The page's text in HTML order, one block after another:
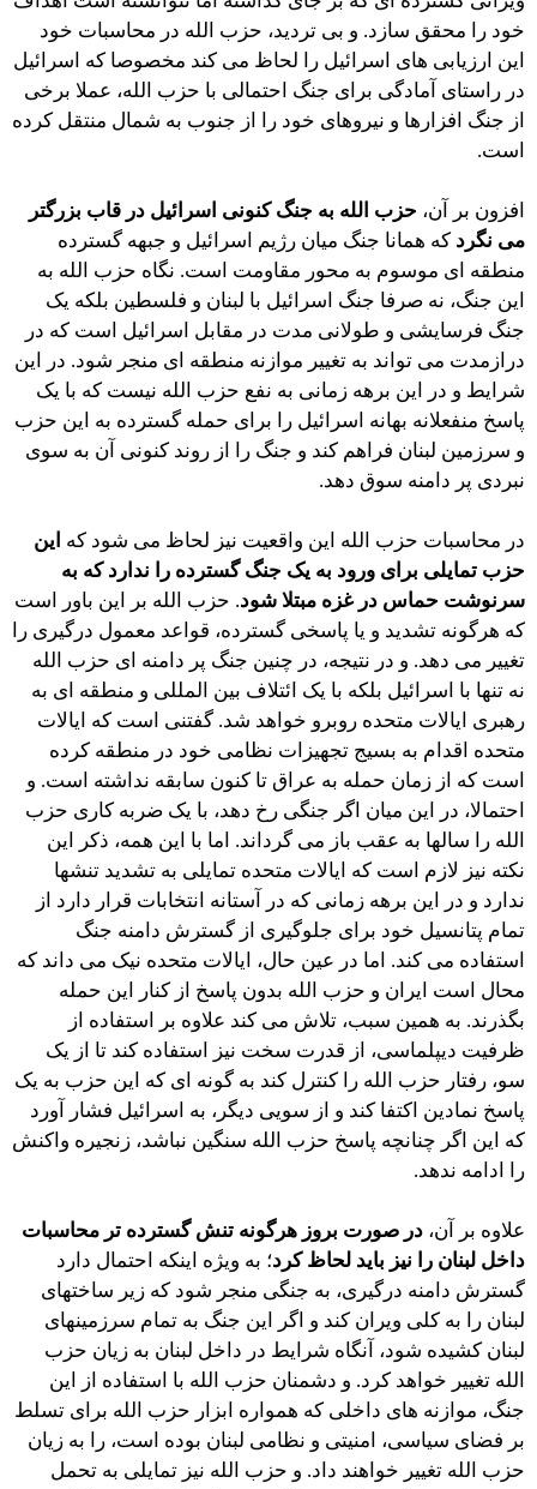
خود را محقق سازد. و بی تردید، حزب الله در محاسبات خود
این ارزیابی های اسرائیل را لحاظ می کند مخصوصا که اسرائیل
در راستای آمادگی برای جنگ احتمالی با حزب الله، عملا برخی
از جنگ افزارها و نیروهای خود را از جنوب به شمال منتقل کرده
است.
افزون بر آن، حزب الله به جنگ کنونی اسرائیل در قاب بزرگتر
می نگرد که همانا جنگ میان رژیم اسرائیل و جبهه گسترده
منطقه ای موسوم به محور مقاومت است. نگاه حزب الله به
این جنگ، نه صرفا جنگ اسرائیل با لبنان و فلسطین بلکه یک
جنگ فرسایشی و طولانی مدت در مقابل اسرائیل است که در
درازمدت می تواند به تغییر موازنه منطقه ای منجر شود. در این
شرایط و در این برهه زمانی به نفع حزب الله نیست که با یک
پاسخ منفعلانه بهانه اسرائیل را برای حمله گسترده به این حزب
و سرزمین لبنان فراهم کند و جنگ را از روند کنونی آن به سوی
نبردی پر دامنه سوق دهد.
در محاسبات حزب الله این واقعیت نیز لحاظ می شود که این
حزب تمایلی برای ورود به یک جنگ گسترده را ندارد که به
سرنوشت حماس در غزه مبتلا شود. حزب الله بر این باور است
که هرگونه تشدید و یا پاسخی گسترده، قواعد معمول درگیری را
تغییر می دهد. و در نتیجه، در چنین جنگ پر دامنه ای حزب الله
نه تنها با اسرائیل بلکه با یک ائتلاف بین المللی و منطقه ای به
رهبری ایالات متحده روبرو خواهد شد. گفتنی است که ایالات
متحده اقدام به بسیج تجهیزات نظامی خود در منطقه کرده
است که از زمان حمله به عراق تا کنون سابقه نداشته است. و
احتمالا، در این میان اگر جنگی رخ دهد، با یک ضربه کاری حزب
الله را سالها به عقب باز می گرداند. اما با این همه، ذکر این
نکته نیز لازم است که ایالات متحده تمایلی به تشدید تنشها
ندارد و در این برهه زمانی که در آستانه انتخابات قرار دارد از
تمام پتانسیل خود برای جلوگیری از گسترش دامنه جنگ
استفاده می کند. اما در عین حال، ایالات متحده نیک می داند که
محال است ایران و حزب الله بدون پاسخ از کنار این حمله
بگذرند. به همین سبب، تلاش می کند علاوه بر استفاده از
ظرفیت دیپلماسی، از قدرت سخت نیز استفاده کند تا از یک
سو، رفتار حزب الله را کنترل کند به گونه ای که این حزب به یک
پاسخ نمادین اکتفا کند و از سویی دیگر، به اسرائیل فشار آورد
که این اگر چنانچه پاسخ حزب الله سنگین نباشد، زنجیره واکنش
را ادامه ندهد.
علاوه بر آن، در صورت بروز هرگونه تنش گسترده تر محاسبات
داخل لبنان را نیز باید لحاظ کرد؛ به ویژه اینکه احتمال دارد
گسترش دامنه درگیری، به جنگی منجر شود که زیر ساختهای
لبنان را به کلی ویران کند و اگر این جنگ به تمام سرزمینهای
لبنان کشیده شود، آنگاه شرایط در داخل لبنان به زیان حزب
الله تغییر خواهد کرد. و دشمنان حزب الله با استفاده از این
جنگ، موازنه های داخلی که همواره ابزار حزب الله برای تسلط
بر فضای سیاسی، امنیتی و نظامی لبنان بوده است، را به زیان
حزب الله تغییر خواهند داد. و حزب الله نیز تمایلی به تحمل